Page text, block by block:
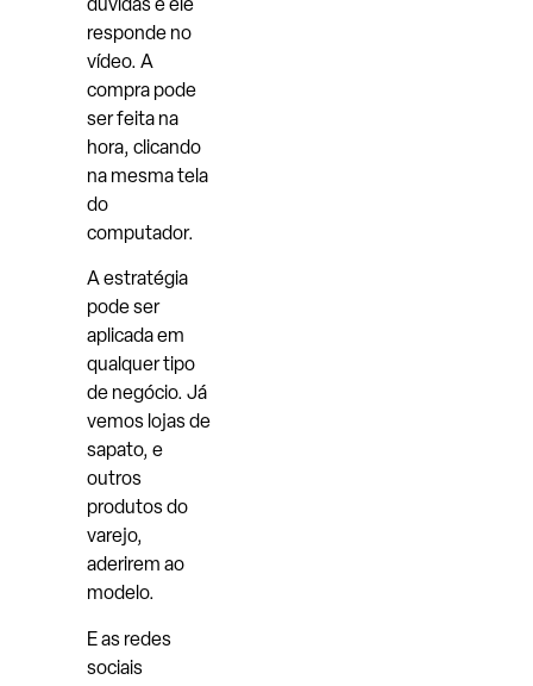
dúvidas e ele
responde no
vídeo. A
compra pode
ser feita na
hora, clicando
na mesma tela
do
computador.
A estratégia
pode ser
aplicada em
qualquer tipo
de negócio. Já
vemos lojas de
sapato, e
outros
produtos do
varejo,
aderirem ao
modelo.
E as redes
sociais